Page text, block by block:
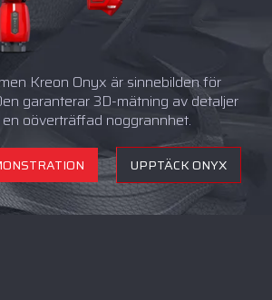
Kreon Onyx är sinnebilden för
garanterar 3D-mätning av detaljer
oöverträffad noggrannhet.
UPPTÄCK ONYX